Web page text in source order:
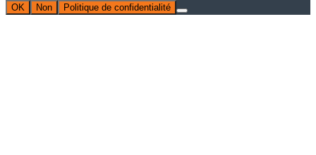
OK Non Politique de confidentialité